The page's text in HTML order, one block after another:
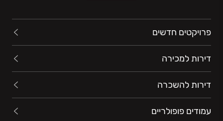
פרויקטים חדשים
דירות למכירה
דירות להשכרה
עמודים פופולריים